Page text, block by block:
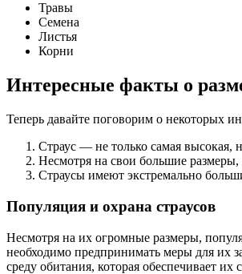
Травы
Семена
Листья
Корни
Интересные факты о
Теперь давайте поговорим о некоторых
Страус — не только самая высокая,
Несмотря на свои большие размеры,
Страусы имеют экстремально
Популяция и охрана страусов
Несмотря на их огромные размеры,
необходимо предпринимать меры для их
среду обитания, которая обеспечивает их